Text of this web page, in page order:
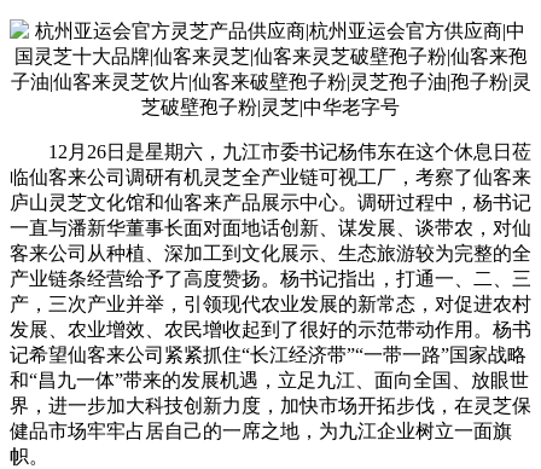
12月26日是星期六，九江市委书记杨伟东在这个休息日莅
临仙客来公司调研有机灵芝全产业链可视工厂，考察了仙客来
庐山灵芝文化馆和仙客来产品展示中心。调研过程中，杨书记
一直与潘新华董事长面对面地话创新、谋发展、谈带农，对仙
客来公司从种植、深加工到文化展示、生态旅游较为完整的全
产业链条经营给予了高度赞扬。杨书记指出，打通一、二、三
产，三次产业并举，引领现代农业发展的新常态，对促进农村
发展、农业增效、农民增收起到了很好的示范带动作用。杨书
记希望仙客来公司紧紧抓住“长江经济带”“一带一路”国家战略
和“昌九一体”带来的发展机遇，立足九江、面向全国、放眼世
界，进一步加大科技创新力度，加快市场开拓步伐，在灵芝保
健品市场牢牢占居自己的一席之地，为九江企业树立一面旗
帜。